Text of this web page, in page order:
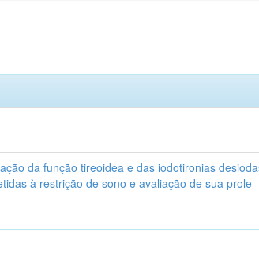
da função tireoidea e das iodotironias
à restrição de sono e avaliação de sua prole